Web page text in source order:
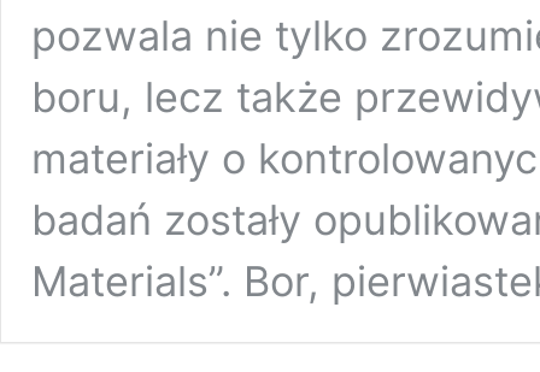
pozwala nie tylko
boru, lecz także
materiały o
badań zostały
Materials”. Bor,